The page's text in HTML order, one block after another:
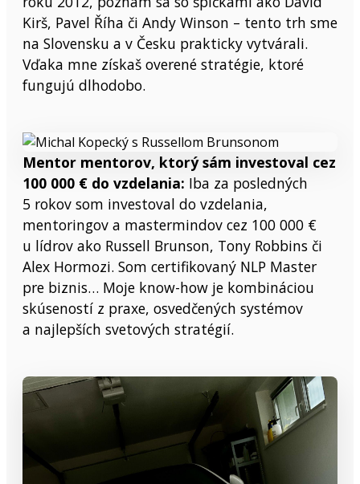
Kirš, Pavel Říha či Andy Winson – tento trh sme
na Slovensku a v Česku prakticky vytvárali.
Vďaka mne získaš overené stratégie, ktoré
fungujú dlhodobo.
Mentor mentorov, ktorý sám investoval cez
100 000 € do vzdelania: Iba za posledných
5 rokov som investoval do vzdelania,
mentoringov a mastermindov cez 100 000 €
u lídrov ako Russell Brunson, Tony Robbins či
Alex Hormozi. Som certifikovaný NLP Master
pre biznis… Moje know-how je kombináciou
skúseností z praxe, osvedčených systémov
a najlepších svetových stratégií.